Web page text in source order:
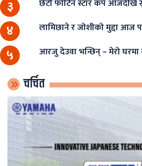
३ छैटौँ फोर्टिन स्टार कप
४ लामिछाने र जोशीको मुद्दा आज
५ आरजु देउवा भन्छिन् – मेरो
चर्चित